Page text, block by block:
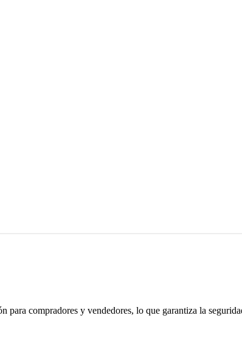
para compradores y vendedores, lo que garantiza la